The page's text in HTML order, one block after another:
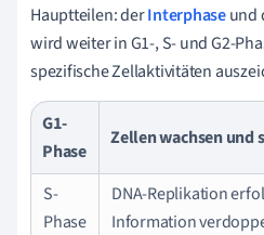
Hauptteilen: derInterphaseund
wird weiter in G1-, S- und G2-
spezifische Zellaktivitäten
G1-
Phase
Zellen wachsen und
S-
Phase
DNA-Replikation
Information